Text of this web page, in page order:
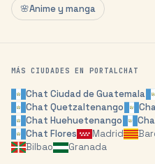
🌸Anime y manga
MÁS CIUDADES EN PORTALCHAT
ChatCiudad de Guatemala
ChatQuetzaltenango
ChatHuehuetenango
ChatFlores Madrid
Bilbao
Granada